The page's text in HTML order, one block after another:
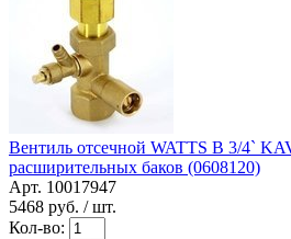
Вентиль отсечной WATTS В 3/4`
расширительных баков (0608120)
Арт. 10017947
5468 руб. / шт.
Кол-во: